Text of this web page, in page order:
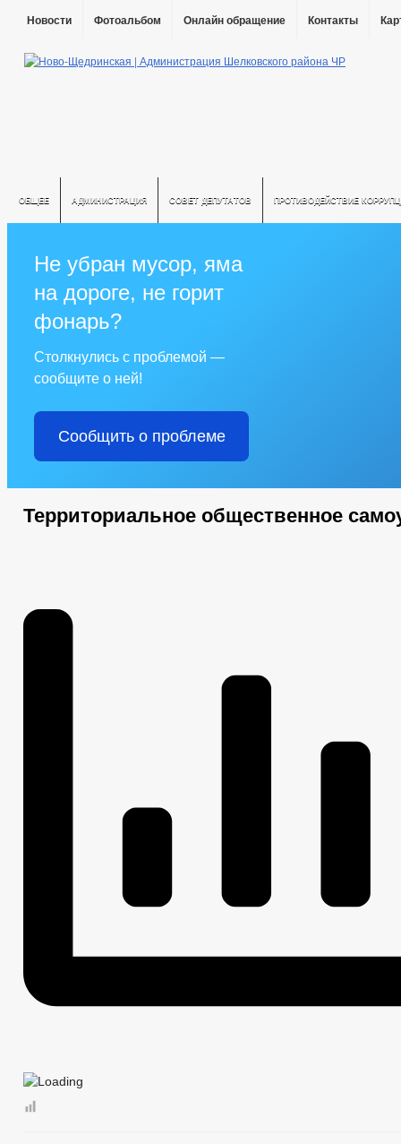
Новости Фотоальбом Онлайн обращение Контакты
ОБЩЕЕ АДМИНИСТРАЦИЯ СОВЕТ ДЕПУТАТОВ ПРОТИВОДЕЙСТВИЕ
Не убран мусор, яма
на дороге, не горит
фонарь?
Столкнулись с проблемой —
сообщите о ней!
Сообщить о проблеме
Территориальное общественное